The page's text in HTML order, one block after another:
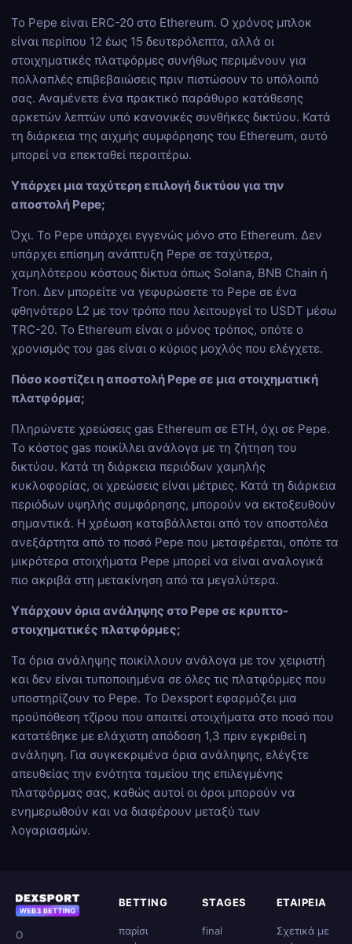
Το Pepe είναι ERC-20 στο Ethereum. Ο χρόνος μπλοκ
είναι περίπου 12 έως 15 δευτερόλεπτα, αλλά οι
στοιχηματικές πλατφόρμες συνήθως περιμένουν για
πολλαπλές επιβεβαιώσεις πριν πιστώσουν το υπόλοιπό
σας. Αναμένετε ένα πρακτικό παράθυρο κατάθεσης
αρκετών λεπτών υπό κανονικές συνθήκες δικτύου. Κατά
τη διάρκεια της αιχμής συμφόρησης του Ethereum, αυτό
μπορεί να επεκταθεί περαιτέρω.
Υπάρχει μια ταχύτερη επιλογή δικτύου για την
αποστολή Pepe;
Όχι. Το Pepe υπάρχει εγγενώς μόνο στο Ethereum. Δεν
υπάρχει επίσημη ανάπτυξη Pepe σε ταχύτερα,
χαμηλότερου κόστους δίκτυα όπως Solana, BNB Chain ή
Tron. Δεν μπορείτε να γεφυρώσετε το Pepe σε ένα
φθηνότερο L2 με τον τρόπο που λειτουργεί το USDT μέσω
TRC-20. Το Ethereum είναι ο μόνος τρόπος, οπότε ο
χρονισμός του gas είναι ο κύριος μοχλός που ελέγχετε.
Πόσο κοστίζει η αποστολή Pepe σε μια στοιχηματική
πλατφόρμα;
Πληρώνετε χρεώσεις gas Ethereum σε ETH, όχι σε Pepe.
Το κόστος gas ποικίλλει ανάλογα με τη ζήτηση του
δικτύου. Κατά τη διάρκεια περιόδων χαμηλής
κυκλοφορίας, οι χρεώσεις είναι μέτριες. Κατά τη διάρκεια
περιόδων υψηλής συμφόρησης, μπορούν να εκτοξευθούν
σημαντικά. Η χρέωση καταβάλλεται από τον αποστολέα
ανεξάρτητα από το ποσό Pepe που μεταφέρεται, οπότε τα
μικρότερα στοιχήματα Pepe μπορεί να είναι αναλογικά
πιο ακριβά στη μετακίνηση από τα μεγαλύτερα.
Υπάρχουν όρια ανάληψης στο Pepe σε κρυπτο-
στοιχηματικές πλατφόρμες;
Τα όρια ανάληψης ποικίλλουν ανάλογα με τον χειριστή
και δεν είναι τυποποιημένα σε όλες τις πλατφόρμες που
υποστηρίζουν το Pepe. Το Dexsport εφαρμόζει μια
προϋπόθεση τζίρου που απαιτεί στοιχήματα στο ποσό που
κατατέθηκε με ελάχιστη απόδοση 1,3 πριν εγκριθεί η
ανάληψη. Για συγκεκριμένα όρια ανάληψης, ελέγξτε
απευθείας την ενότητα ταμείου της επιλεγμένης
πλατφόρμας σας, καθώς αυτοί οι όροι μπορούν να
ενημερωθούν και να διαφέρουν μεταξύ των
λογαριασμών.
Ο
BETTING
παρίσι
STAGES
final
ΕΤΑΙΡΕΊΑ
Σχετικά με